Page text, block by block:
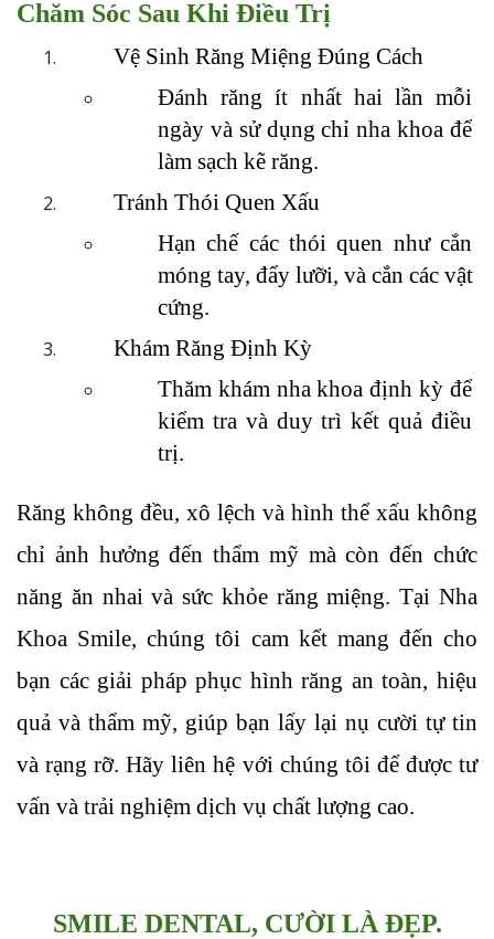
Chăm Sóc Sau Khi Điều Trị
Vệ Sinh Răng Miệng Đúng Cách
Đánh răng ít nhất hai lần mỗi
ngày và sử dụng chỉ nha khoa để
làm sạch kẽ răng.
Tránh Thói Quen Xấu
Hạn chế các thói quen như cắn
móng tay, đẩy lưỡi, và cắn các vật
cứng.
Khám Răng Định Kỳ
Thăm khám nha khoa định kỳ để
kiểm tra và duy trì kết quả điều
trị.
Răng không đều, xô lệch và hình thể xấu không
chỉ ảnh hưởng đến thẩm mỹ mà còn đến chức
năng ăn nhai và sức khỏe răng miệng. Tại Nha
Khoa Smile, chúng tôi cam kết mang đến cho
bạn các giải pháp phục hình răng an toàn, hiệu
quả và thẩm mỹ, giúp bạn lấy lại nụ cười tự tin
và rạng rỡ. Hãy liên hệ với chúng tôi để được tư
vấn và trải nghiệm dịch vụ chất lượng cao.
SMILE DENTAL, CƯỜI LÀ ĐẸP.